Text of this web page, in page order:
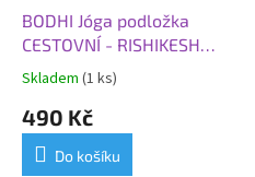
BODHI Jóga podložka
CESTOVNÍ - RISHIKESH
TRAVEL 60 XL,
200x60x0,2 cm, modrá
Skladem (1 ks)
490 Kč
Do košíku